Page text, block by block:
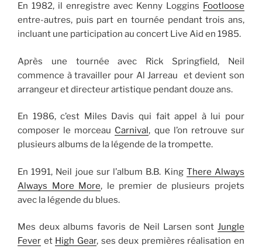
En 1982, il enregistre avec Kenny Loggins Footloose
entre-autres, puis part en tournée pendant trois ans,
incluant une participation au concert Live Aid en 1985.
Après une tournée avec Rick Springfield, Neil
commence à travailler pour Al Jarreau et devient son
arrangeur et directeur artistique pendant douze ans.
En 1986, c’est Miles Davis qui fait appel à lui pour
composer le morceau Carnival, que l’on retrouve sur
plusieurs albums de la légende de la trompette.
En 1991, Neil joue sur l’album B.B. King There Always
Always More More, le premier de plusieurs projets
avec la légende du blues.
Mes deux albums favoris de Neil Larsen sont Jungle
Fever et High Gear, ses deux premières réalisation en